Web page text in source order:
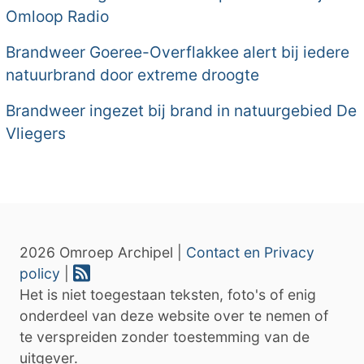
Omloop Radio
Brandweer Goeree-Overflakkee alert bij iedere
natuurbrand door extreme droogte
Brandweer ingezet bij brand in natuurgebied De
Vliegers
2026 Omroep Archipel | Contact en Privacy
policy
Het is niet toegestaan teksten, foto's of enig
onderdeel van deze website over te nemen of
te verspreiden zonder toestemming van de
uitgever.